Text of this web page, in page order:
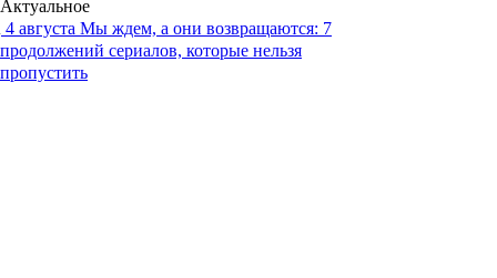
Актуальное
4 августа Мы ждем, а они возвращаются: 7
продолжений сериалов, которые нельзя
пропустить